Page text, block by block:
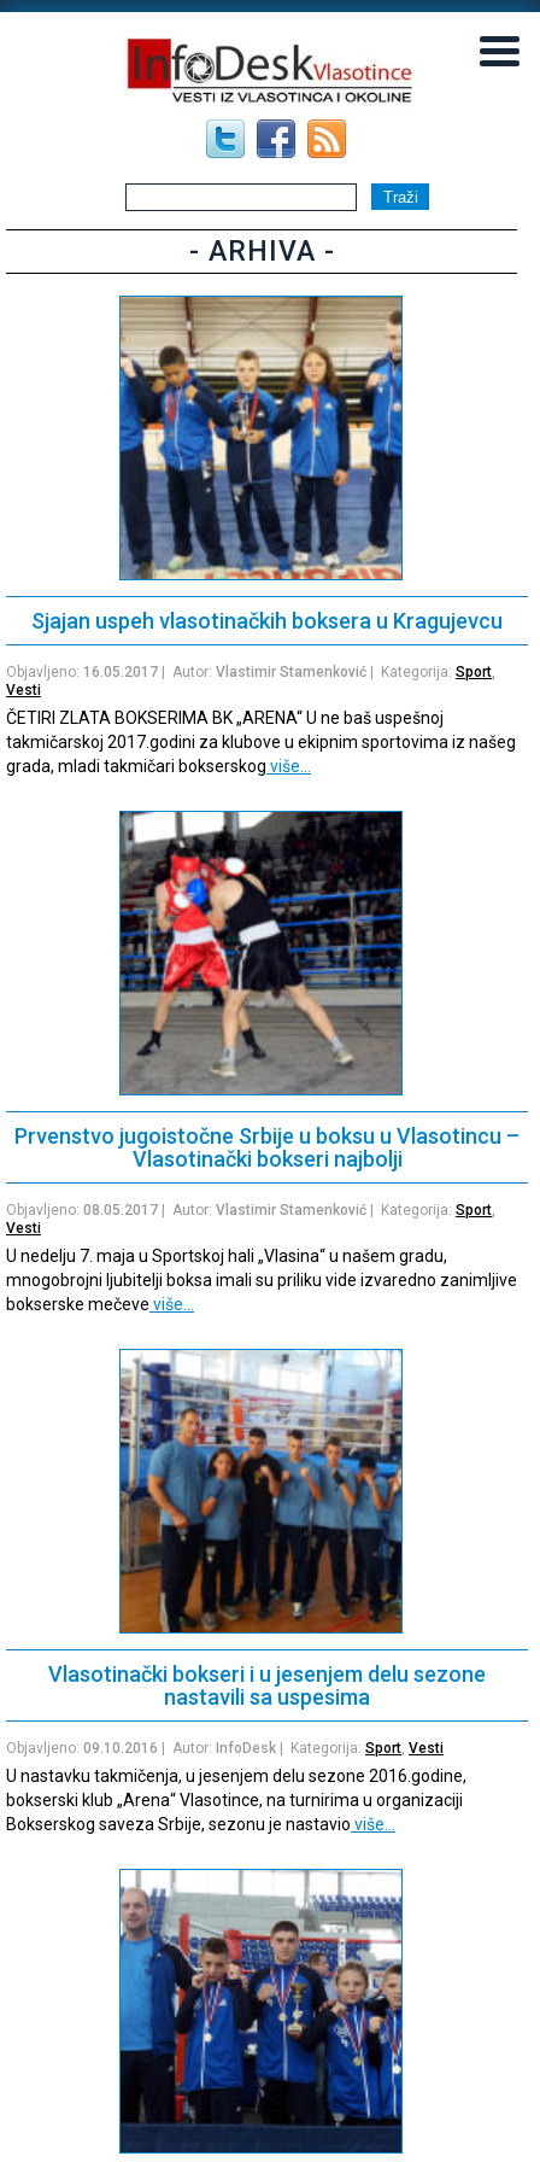
- ARHIVA -
Sjajan uspeh vlasotinačkih boksera u Kragujevcu
Objavljeno: 16.05.2017 | Autor: Vlastimir Stamenković | Kategorija: Sport,
Vesti
ČETIRI ZLATA BOKSERIMA BK „ARENA“ U ne baš uspešnoj
takmičarskoj 2017.godini za klubove u ekipnim sportovima iz našeg
grada, mladi takmičari bokserskog više…
Prvenstvo jugoistočne Srbije u boksu u Vlasotincu –
Vlasotinački bokseri najbolji
Objavljeno: 08.05.2017 | Autor: Vlastimir Stamenković | Kategorija: Sport,
Vesti
U nedelju 7. maja u Sportskoj hali „Vlasina“ u našem gradu,
mnogobrojni ljubitelji boksa imali su priliku vide izvaredno zanimljive
bokserske mečeve više…
Vlasotinački bokseri i u jesenjem delu sezone
nastavili sa uspesima
Objavljeno: 09.10.2016 | Autor: InfoDesk | Kategorija: Sport, Vesti
U nastavku takmičenja, u jesenjem delu sezone 2016.godine,
bokserski klub „Arena“ Vlasotince, na turnirima u organizaciji
Bokserskog saveza Srbije, sezonu je nastavio više…